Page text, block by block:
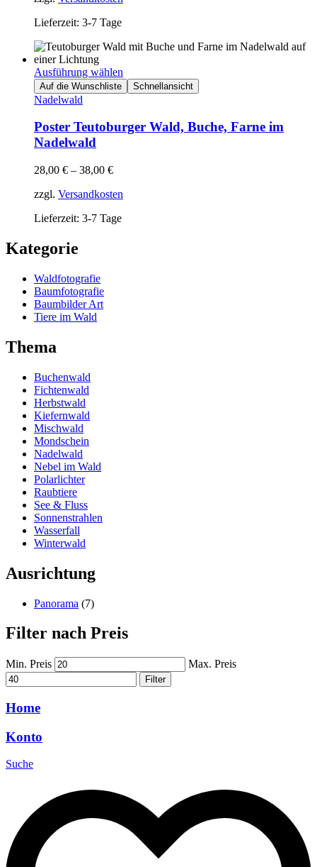
Lieferzeit: 3-7 Tage
Ausführung wählen
Auf die Wunschliste Schnellansicht
Nadelwald
Poster Teutoburger Wald, Buche, Farne im
Nadelwald
28,00 € – 38,00 €
zzgl. Versandkosten
Lieferzeit: 3-7 Tage
Kategorie
Waldfotografie
Baumfotografie
Baumbilder Art
Tiere im Wald
Thema
Buchenwald
Fichtenwald
Herbstwald
Kiefernwald
Mischwald
Mondschein
Nadelwald
Nebel im Wald
Polarlichter
Raubtiere
See & Fluss
Sonnenstrahlen
Wasserfall
Winterwald
Ausrichtung
Panorama (7)
Filter nach Preis
Min. Preis Max. Preis
Filter
Home
Konto
Suche